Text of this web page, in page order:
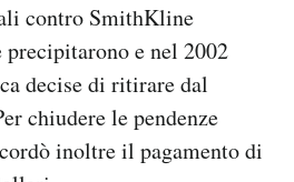
contro SmithKline
precipitarono e nel 2002
decise di ritirare dal
chiudere le pendenze
inoltre il pagamento di